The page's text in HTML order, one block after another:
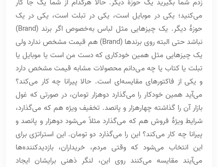
زدم شما بگیرید یک حوزۀ دیگر. حالا هرکدام از شما یک جا کار
می‌کنید؛ یکی در موبایل است، یکی در تبلت است، یکی در یک
حوزۀ دیگر. یک چیزهایی مثل لباس به‌خصوص اگر برند (Brand)
نباشد حتی البته روی برندها (Brand) هم قیمت مشخص ندارد ولی
یک چیزهایی مثل همین خودکاری که دست من است یا موبایل یا
تبلت یا کتاب یا چه می‌دانم محصولات مشابه قیمت مشخص دارد
و یکی از فاکتورهای مقایسه‌ای است. حالا پیرانا چه کار می‌کند؟
می‌آید همین خودکار را می‌گذارد دوهزار تومان، در صورتی که غول
بازار آن را گذاشته چهارهزار و پانصد. تخفیف ویژه هم که می‌گذارد،
شرایط ویژۀ فروش هم که می‌گذارد مثلاً می‌شود دوهزار و پانصد و
پیرانا چه کار می‌کند؟ این را می‌گذارد دو تومان. این استراتژی برای
این انتخاب می‌شود که وقتی مردم، خریداران، بازدیدکننده‌ها
می‌آیند مقایسه می‌کنند روی این، لنگر ذهنی برایشان ایجاد